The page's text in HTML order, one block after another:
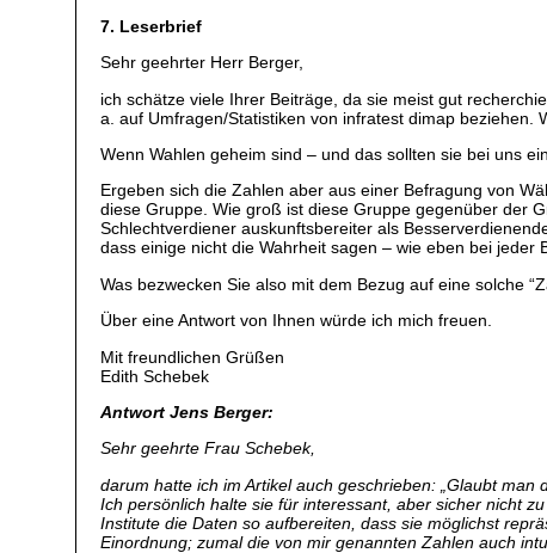
7. Leserbrief
Sehr geehrter Herr Berger,
ich schätze viele Ihrer Beiträge, da sie meist gut
a. auf Umfragen/Statistiken von infratest dimap beziehen.
Wenn Wahlen geheim sind – und das sollten sie bei uns
Ergeben sich die Zahlen aber aus einer Befragung von
diese Gruppe. Wie groß ist diese Gruppe gegenüber der
Schlechtverdiener auskunftsbereiter als
dass einige nicht die Wahrheit sagen – wie eben bei jeder
Was bezwecken Sie also mit dem Bezug auf eine solche
Über eine Antwort von Ihnen würde ich mich freuen.
Mit freundlichen Grüßen
Edith Schebek
Antwort Jens Berger:
Sehr geehrte Frau Schebek,
darum hatte ich im Artikel auch geschrieben: „Glaubt
Ich persönlich halte sie für interessant, aber sicher nicht
Institute die Daten so aufbereiten, dass sie möglichst
Einordnung; zumal die von mir genannten Zahlen auch